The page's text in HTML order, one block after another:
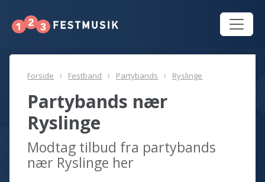
Forside Festband Partybands Ryslinge
Partybands nær
Ryslinge
Modtag tilbud fra partybands
nær Ryslinge her